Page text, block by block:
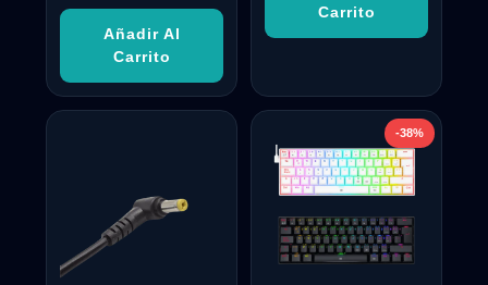
Añadir Al
Carrito
Carrito
-38%